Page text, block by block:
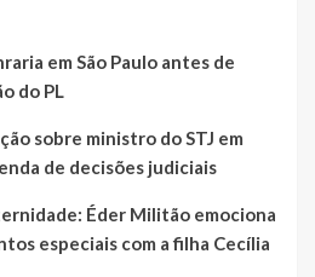
em São Paulo antes de
do PL
sobre ministro do STJ em
de decisões judiciais
Éder Militão emociona
especiais com a filha Cecília